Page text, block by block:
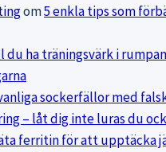
om5 enkla tips som
du ha träningsvärk i
sockerfällor med
– låt dig inte luras du
ferritin för att upptäcka